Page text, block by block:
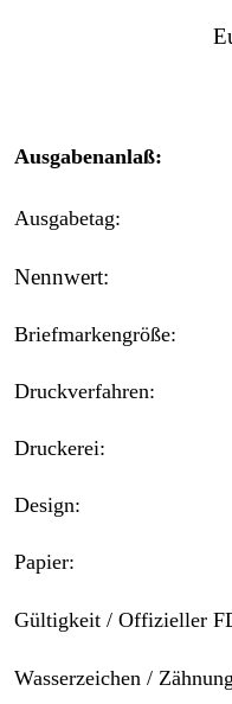
Ausgabenanlaß:
Ausgabetag:
Nennwert:
Briefmarkengröße:
Druckverfahren:
Druckerei:
Design:
Papier:
Gültigkeit / Offizieller
Wasserzeichen /